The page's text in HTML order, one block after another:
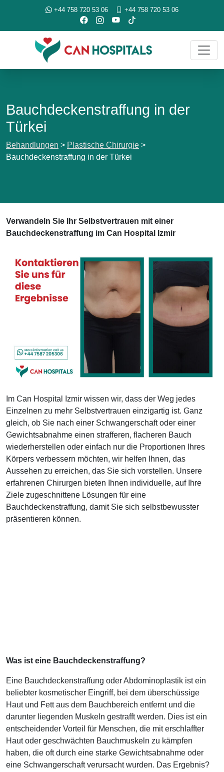
+44 758 720 53 06 +44 758 720 53 06
Bauchdeckenstraffung in der
Türkei
Behandlungen > Plastische Chirurgie >
Bauchdeckenstraffung in der Türkei
Verwandeln Sie Ihr Selbstvertrauen mit einer
Bauchdeckenstraffung im Can Hospital Izmir
Im Can Hospital Izmir wissen wir, dass der Weg jedes
Einzelnen zu mehr Selbstvertrauen einzigartig ist. Ganz
gleich, ob Sie nach einer Schwangerschaft oder einer
Gewichtsabnahme einen strafferen, flacheren Bauch
wiederherstellen oder einfach nur die Proportionen Ihres
Körpers verbessern möchten, wir helfen Ihnen, das
Aussehen zu erreichen, das Sie sich vorstellen. Unsere
erfahrenen Chirurgen bieten Ihnen individuelle, auf Ihre
Ziele zugeschnittene Lösungen für eine
Bauchdeckenstraffung, damit Sie sich selbstbewusster
präsentieren können.
Was ist eine Bauchdeckenstraffung?
Eine Bauchdeckenstraffung oder Abdominoplastik ist ein
beliebter kosmetischer Eingriff, bei dem überschüssige
Haut und Fett aus dem Bauchbereich entfernt und die
darunter liegenden Muskeln gestrafft werden. Dies ist ein
entscheidender Vorteil für Menschen, die mit erschlaffter
Haut oder geschwächten Bauchmuskeln zu kämpfen
haben, die oft durch eine starke Gewichtsabnahme oder
eine Schwangerschaft verursacht wurden. Das Ergebnis?